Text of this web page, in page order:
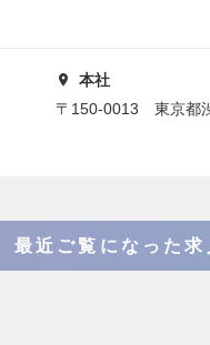
本社
〒150-0013 東京都
最近ご覧になった